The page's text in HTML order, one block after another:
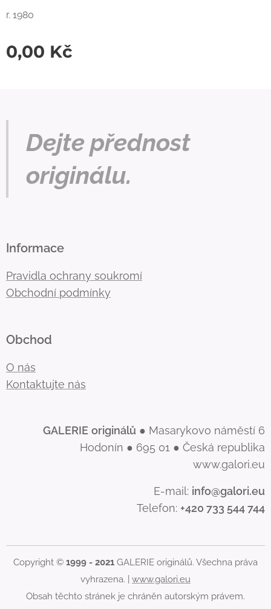
r. 1980
0,00 Kč
Dejte přednost
originálu.
Informace
Pravidla ochrany soukromí
Obchodní podmínky
Obchod
O nás
Kontaktujte nás
GALERIE originálů ● Masarykovo náměstí 6
Hodonín ● 695 01 ● Česká republika
www.galori.eu
E-mail: info@galori.eu
Telefon: +420 733 544 744
Copyright © 1999 - 2021 GALERIE originálů. Všechna práva
vyhrazena. | www.galori.eu
Obsah těchto stránek je chráněn autorským právem.